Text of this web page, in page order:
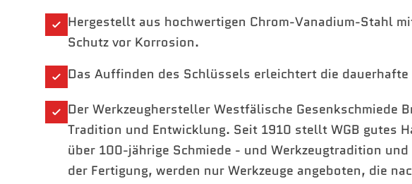
Hergestellt aus hochwertigen Chrom-Vanadium-Stahl
Schutz vor Korrosion.
Das Auffinden des Schlüssels erleichtert die
Der Werkzeughersteller Westfälische Gesenkschmiede
Tradition und Entwicklung. Seit 1910 stellt WGB gutes
über 100-jährige Schmiede - und Werkzeugtradition
der Fertigung, werden nur Werkzeuge angeboten, die